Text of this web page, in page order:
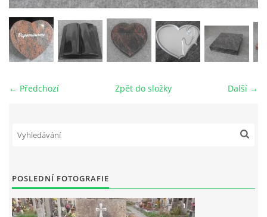
KONTAKT
← Předchozí Další →
Zpět do složky
POSLEDNÍ FOTOGRAFIE